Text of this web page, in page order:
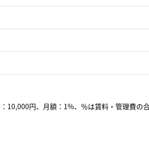
10,000円、月額：1%、％は賃料・管理費の